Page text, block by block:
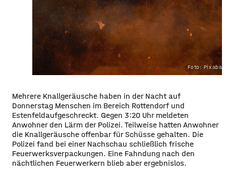
Foto:
Mehrere Knallgeräusche haben in der Nacht auf
Donnerstag Menschen im Bereich Rottendorf und
Estenfeldaufgeschreckt. Gegen 3:20 Uhr meldeten
Anwohner den Lärm der Polizei. Teilweise hatten Anwohner
die Knallgeräusche offenbar für Schüsse gehalten. Die
Polizei fand bei einer Nachschau schließlich frische
Feuerwerksverpackungen. Eine Fahndung nach den
nächtlichen Feuerwerkern blieb aber ergebnislos.